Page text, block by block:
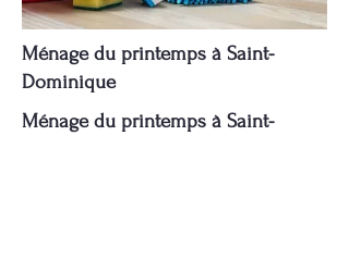
Ménage du printemps à Saint-
Dominique
Ménage du printemps à Saint-